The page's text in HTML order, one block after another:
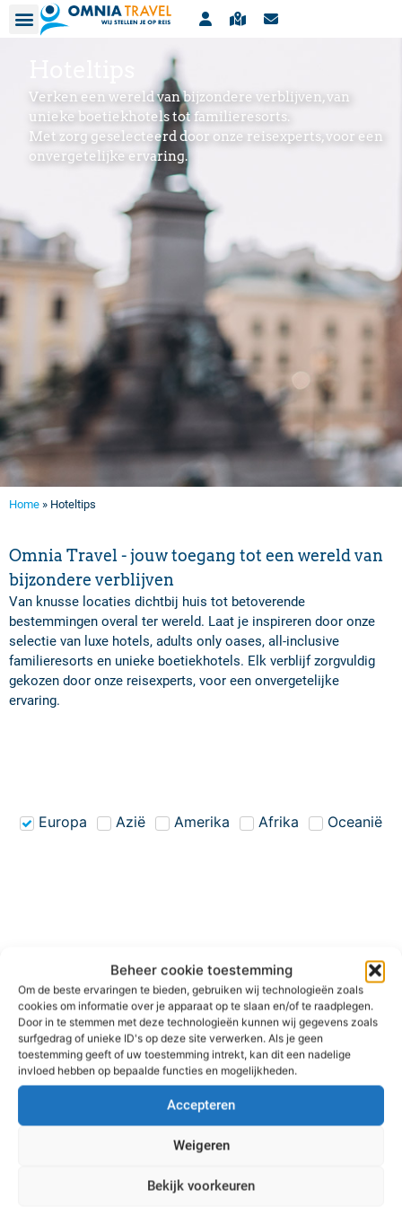
Beheer cookie toestemming
Om de beste ervaringen te bieden, gebruiken wij technologieën zoals
cookies om informatie over je apparaat op te slaan en/of te raadplegen.
Door in te stemmen met deze technologieën kunnen wij gegevens zoals
surfgedrag of unieke ID's op deze site verwerken. Als je geen
toestemming geeft of uw toestemming intrekt, kan dit een nadelige
invloed hebben op bepaalde functies en mogelijkheden.
Accepteren
Weigeren
Bekijk voorkeuren
Verken een wereld van bijzondere verblijven, van
unieke boetiekhotels tot familieresorts.
Met zorg geselecteerd door onze reisexperts, voor een
onvergetelijke ervaring.
Home » Hoteltips
Omnia Travel - jouw toegang tot een wereld van
bijzondere verblijven
Van knusse locaties dichtbij huis tot betoverende
bestemmingen overal ter wereld. Laat je inspireren door onze
selectie van luxe hotels, adults only oases, all-inclusive
familieresorts en unieke boetiekhotels. Elk verblijf zorgvuldig
gekozen door onze reisexperts, voor een onvergetelijke
ervaring.
Europa Azië Amerika Afrika Oceanië
Aman Sveti Stefan | Montenegro
Ontdek